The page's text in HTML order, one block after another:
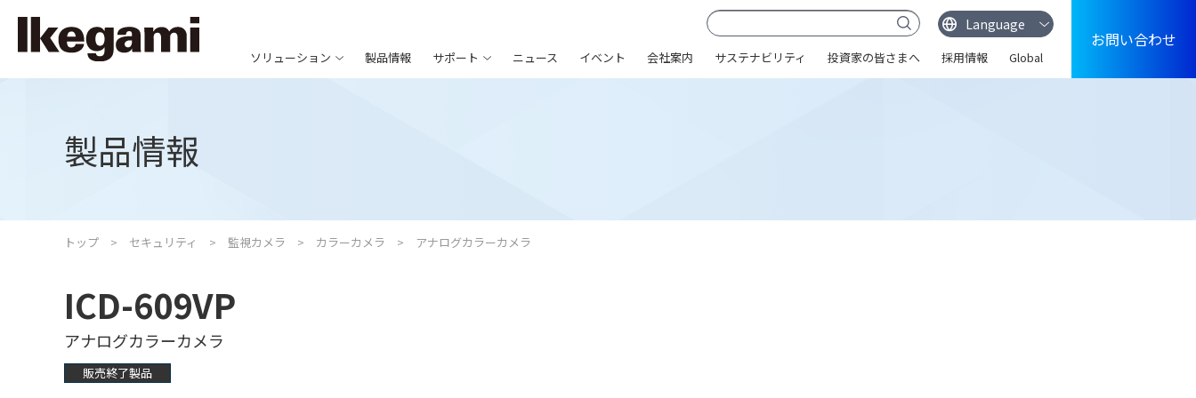
お問い合わせ
ソリューション 製品情報 サポート ニュース イベント 会社案内 サステナビリティ 投資家の皆さまへ 採用情報 Global
製品情報
トップ セキュリティ 監視カメラ カラーカメラ アナログカラーカメラ
ICD-609VP
アナログカラーカメラ
販売終了製品